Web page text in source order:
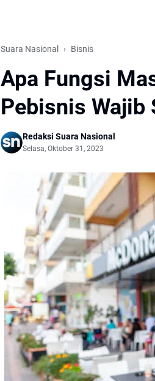
Suara Nasional Bisnis
Apa Fungsi
Pebisnis Wajib
Redaksi Suara Nasional
Selasa, Oktober 31, 2023